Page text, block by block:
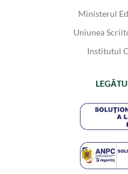
Ministerul
Uniunea
Institutul